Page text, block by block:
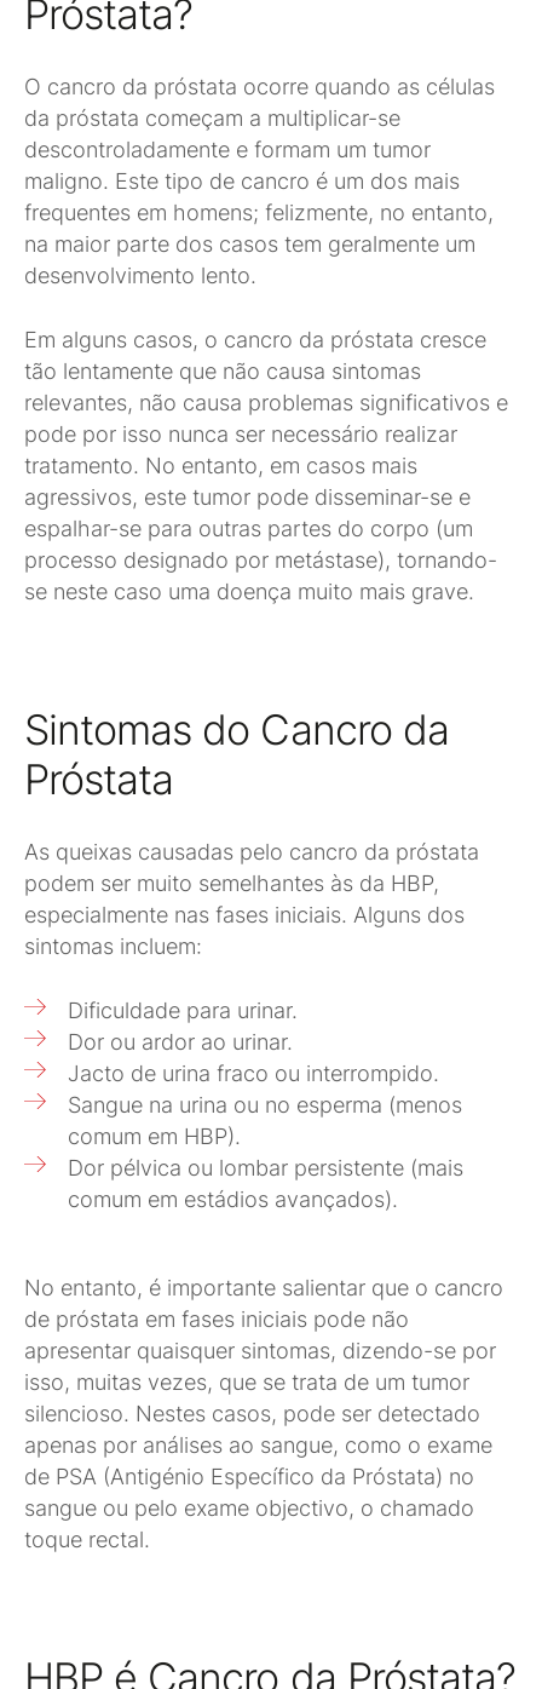
Próstata?
O cancro da próstata ocorre quando as células
da próstata começam a multiplicar-se
descontroladamente e formam um tumor
maligno. Este tipo de cancro é um dos mais
frequentes em homens; felizmente, no entanto,
na maior parte dos casos tem geralmente um
desenvolvimento lento.
Em alguns casos, o cancro da próstata cresce
tão lentamente que não causa sintomas
relevantes, não causa problemas significativos e
pode por isso nunca ser necessário realizar
tratamento. No entanto, em casos mais
agressivos, este tumor pode disseminar-se e
espalhar-se para outras partes do corpo (um
processo designado por metástase), tornando-
se neste caso uma doença muito mais grave.
Sintomas do Cancro da
Próstata
As queixas causadas pelo cancro da próstata
podem ser muito semelhantes às da HBP,
especialmente nas fases iniciais. Alguns dos
sintomas incluem:
Dificuldade para urinar.
Dor ou ardor ao urinar.
Jacto de urina fraco ou interrompido.
Sangue na urina ou no esperma (menos
comum em HBP).
Dor pélvica ou lombar persistente (mais
comum em estádios avançados).
No entanto, é importante salientar que o cancro
de próstata em fases iniciais pode não
apresentar quaisquer sintomas, dizendo-se por
isso, muitas vezes, que se trata de um tumor
silencioso. Nestes casos, pode ser detectado
apenas por análises ao sangue, como o exame
de PSA (Antigénio Específico da Próstata) no
sangue ou pelo exame objectivo, o chamado
toque rectal.
HBP é Cancro da Próstata?